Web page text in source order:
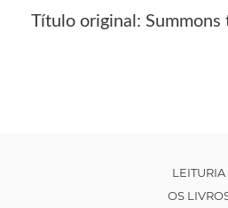
Título original: Summons
LEITURIA
OS